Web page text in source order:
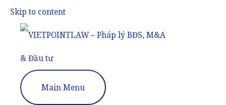
Skip to content
Main Menu